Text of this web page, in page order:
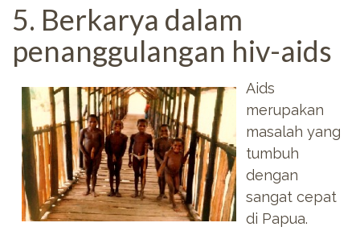
5. Berkarya dalam
penanggulangan hiv-aids
Aids
merupakan
masalah yang
tumbuh
dengan
sangat cepat
di Papua.